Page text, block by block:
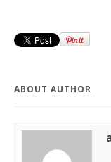
ABOUT AUTHOR